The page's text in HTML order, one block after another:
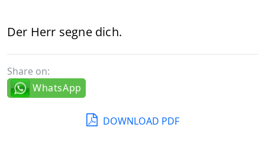
Der Herr segne dich.
Share on:
WhatsApp
DOWNLOAD PDF